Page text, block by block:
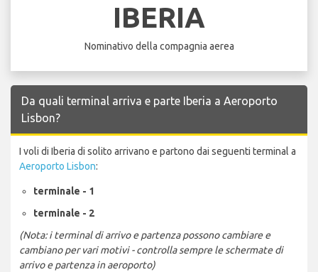
IBERIA
Nominativo della compagnia aerea
Da quali terminal arriva e parte Iberia a Aeroporto
Lisbon?
I voli di Iberia di solito arrivano e partono dai seguenti terminal a
Aeroporto Lisbon:
terminale - 1
terminale - 2
(Nota: i terminal di arrivo e partenza possono cambiare e
cambiano per vari motivi - controlla sempre le schermate di
arrivo e partenza in aeroporto)